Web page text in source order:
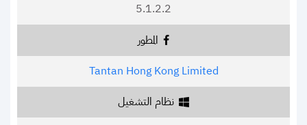
5.1.2.2
المطور
Tantan Hong Kong Limited
نظام التشغيل